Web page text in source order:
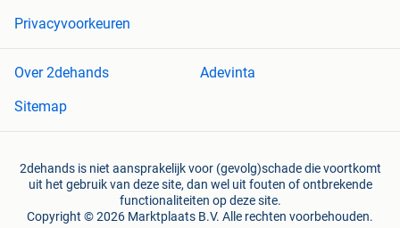
Privacyvoorkeuren
Over 2dehands
Adevinta
Sitemap
2dehands is niet aansprakelijk voor (gevolg)schade die voortkomt
uit het gebruik van deze site, dan wel uit fouten of ontbrekende
functionaliteiten op deze site.
Copyright © 2026 Marktplaats B.V. Alle rechten voorbehouden.